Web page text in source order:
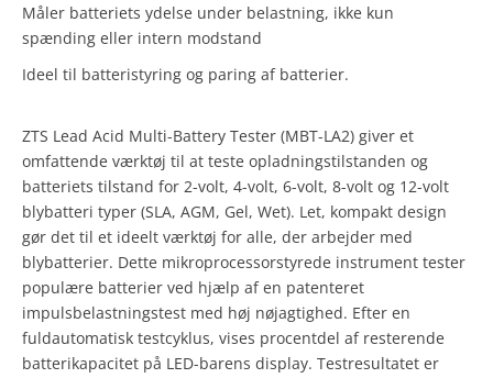
Måler batteriets ydelse under belastning, ikke kun
spænding eller intern modstand
Ideel til batteristyring og paring af batterier.
ZTS Lead Acid Multi-Battery Tester (MBT-LA2) giver et
omfattende værktøj til at teste opladningstilstanden og
batteriets tilstand for 2-volt, 4-volt, 6-volt, 8-volt og 12-volt
blybatteri typer (SLA, AGM, Gel, Wet). Let, kompakt design
gør det til et ideelt værktøj for alle, der arbejder med
blybatterier. Dette mikroprocessorstyrede instrument tester
populære batterier ved hjælp af en patenteret
impulsbelastningstest med høj nøjagtighed. Efter en
fuldautomatisk testcyklus, vises procentdel af resterende
batterikapacitet på LED-barens display. Testresultatet er